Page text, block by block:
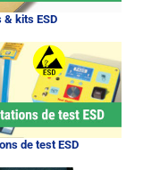
& kits ESD
de test ESD